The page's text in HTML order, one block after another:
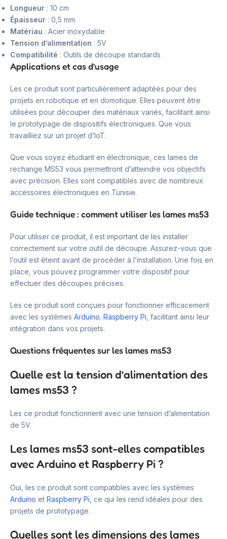
Longueur : 10 cm
Épaisseur : 0,5 mm
Matériau : Acier inoxydable
Tension d’alimentation : 5V
Compatibilité : Outils de découpe standards
Applications et cas d’usage
Les ce produit sont particulièrement adaptées pour des
projets en robotique et en domotique. Elles peuvent être
utilisées pour découper des matériaux variés, facilitant ainsi
le prototypage de dispositifs électroniques. Que vous
travailliez sur un projet d’IoT.
Que vous soyez étudiant en électronique, ces lames de
rechange MS53 vous permettront d’atteindre vos objectifs
avec précision. Elles sont compatibles avec de nombreux
accessoires électroniques en Tunisie.
Guide technique : comment utiliser les lames ms53
Pour utiliser ce produit, il est important de les installer
correctement sur votre outil de découpe. Assurez-vous que
l’outil est éteint avant de procéder à l’installation. Une fois en
place, vous pouvez programmer votre dispositif pour
effectuer des découpes précises.
Les ce produit sont conçues pour fonctionner efficacement
avec les systèmes Arduino. Raspberry Pi , facilitant ainsi leur
intégration dans vos projets.
Questions fréquentes sur les lames ms53
Quelle est la tension d’alimentation des
lames ms53 ?
Les ce produit fonctionnent avec une tension d’alimentation
de 5V.
Les lames ms53 sont-elles compatibles
avec Arduino et Raspberry Pi ?
Oui, les ce produit sont compatibles avec les systèmes
Arduino et Raspberry Pi , ce qui les rend idéales pour des
projets de prototypage.
Quelles sont les dimensions des lames